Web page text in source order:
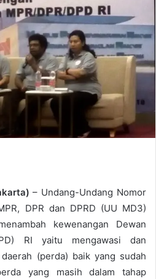
– Undang-Undang Nomor
DPR dan DPRD (UU MD3)
kewenangan Dewan
RI yaitu mengawasi dan
(perda) baik yang sudah
yang masih dalam tahap